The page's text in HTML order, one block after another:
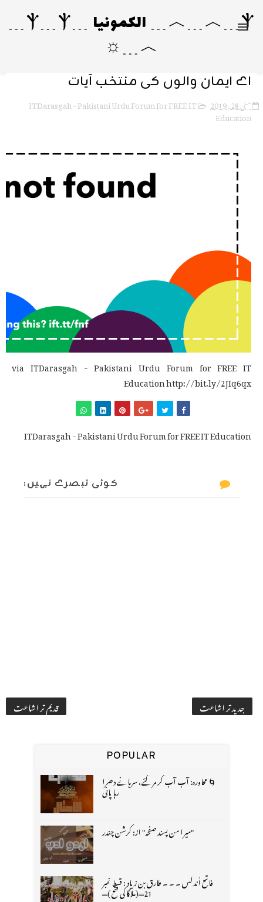
Ⲯ﹍︿﹍︿﹍ الکمونیا ﹍Ⲯ﹍Ⲯ﹍
︿﹍☼
اے ایمان والوں کی منتخب آیات
مئی 28, 2019 ITDarasgah - Pakistani Urdu Forum for FREE IT
Education
via ITDarasgah - Pakistani Urdu Forum for FREE IT
Education http://bit.ly/2JIq6qx
ITDarasgah - Pakistani Urdu Forum for FREE IT Education
کوئی تبصرے نہیں:
جدید تر اشاعت قدیم تر اشاعت
POPULAR
🌀 محاورہ: آب آب کر مر گئے، سرہانے دھرا
رہا پانی
"میرا من پسند صفحہ" از: کرشن چندر
فاتح اُندلس ۔ ۔ ۔ طارق بن زیاد : قسط نمبر
21═(ملاگا کی فتح )═